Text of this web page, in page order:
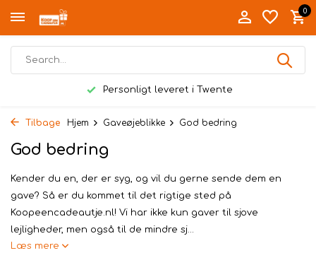
0
Personligt leveret i Twente
Tilbage Hjem Gaveøjeblikke God bedring
God bedring
Kender du en, der er syg, og vil du gerne sende dem en
gave? Så er du kommet til det rigtige sted på
Koopeencadeautje.nl! Vi har ikke kun gaver til sjove
lejligheder, men også til de mindre sj...
Læs mere